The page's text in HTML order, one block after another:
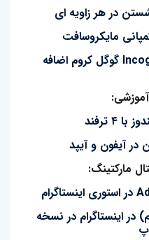
در هر زاویه ای
قابلیت قفل به حالت Incognito گوگل کروم اضافه
ترفند
آیفون و آیپد
مارکتینگ:
در اینستاگرام در نسخه